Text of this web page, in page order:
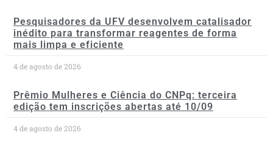
Pesquisadores da UFV desenvolvem catalisador
inédito para transformar reagentes de forma
mais limpa e eficiente
4 de agosto de 2026
Prêmio Mulheres e Ciência do CNPq: terceira
edição tem inscrições abertas até 10/09
4 de agosto de 2026